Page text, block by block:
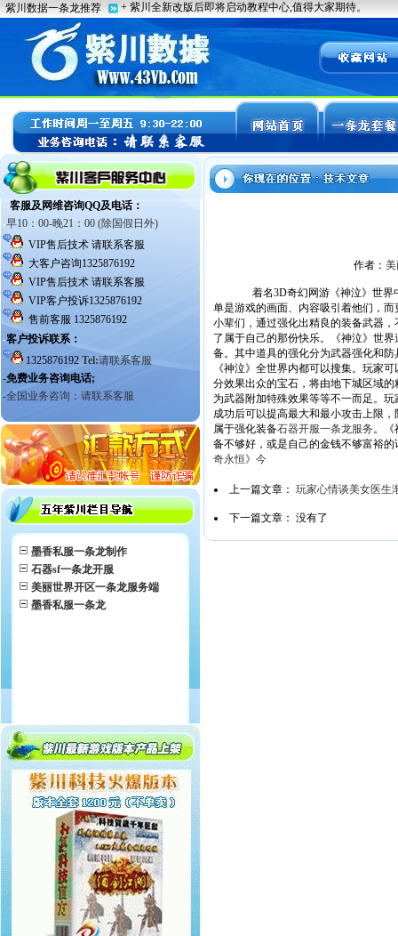
墨香私服一条龙制作
石器sf一条龙开服
美丽世界开区一条龙服务端
墨香私服一条龙
作者：
着名3D奇幻网游《神泣》世界
单是游戏的画面、内容吸引着他们，
小辈们，通过强化出精良的装备武器
了属于自己的那份快乐。《神泣》世
备。其中道具的强化分为武器强化和
《神泣》全世界内都可以搜集。玩家
分效果出众的宝石，将由地下城区域
为武器附加特殊效果等等不一而足。
成功后可以提高最大和最小攻击上限
属于强化装备石器开服一条龙服务。《
备不够好，或是自己的金钱不够富裕
奇永恒》今
上一篇文章： 玩家心情谈美女医生
下一篇文章： 没有了